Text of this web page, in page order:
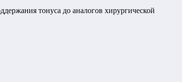
тонуса до аналогов хирургической